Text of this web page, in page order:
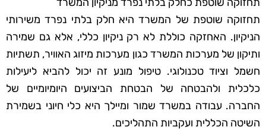
תחזוקה שוטפת של המשרד היא חלק בלתי נפרד משירותי
הניקיון. האחזקה כוללת לא רק ניקיון כללי, אלא גם שמירה
ותיקון של מערכות המשרד כגון מערכות מיזוג האוויר, תשתיות
חשמל וציוד טכנולוגי. טיפול מונע זה יכול להביא ליעילות
כלכלית ולהבטחה של הבטחת הביצועים היומיומיים של
החברה. עבודה במשרד שמור ומיילך היא כלי חיוני בשמירת
השיטה הכללית ועקביות התהליכים.